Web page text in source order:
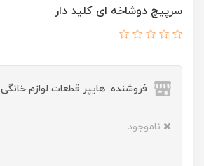
سرپیچ دوشاخه ای کلید دار
فروشنده: هایپر قطعات لوازم خانگی
ناموجود